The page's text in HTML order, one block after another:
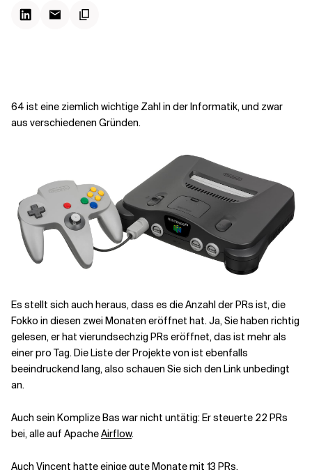
Verwandte Themen
64 ist eine ziemlich wichtige Zahl in der Informatik, und zwar
aus verschiedenen Gründen.
Es stellt sich auch heraus, dass es die Anzahl der PRs ist, die
Fokko in diesen zwei Monaten eröffnet hat. Ja, Sie haben richtig
gelesen, er hat vierundsechzig PRs eröffnet, das ist mehr als
einer pro Tag. Die Liste der Projekte von ist ebenfalls
beeindruckend lang, also schauen Sie sich den Link unbedingt
an.
Auch sein Komplize Bas war nicht untätig: Er steuerte 22 PRs
bei, alle auf ApacheAirflow.
Auch Vincent hatte einige gute Monate mit 13 PRs.